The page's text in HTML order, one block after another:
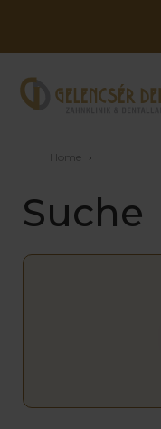
Home ›
Suche